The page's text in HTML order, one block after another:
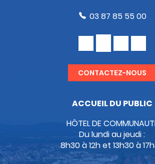
03 87 85 55 00
CONTACTEZ-NOUS
ACCUEIL DU PUBLIC
HÔTEL DE
Du lundi au jeudi :
8h30 à 12h et 13h30 à